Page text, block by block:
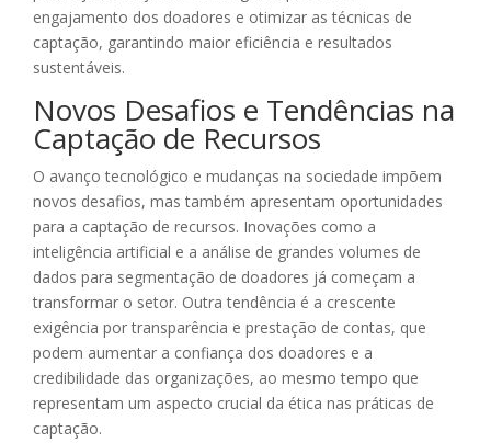
engajamento dos doadores e otimizar as técnicas de
captação, garantindo maior eficiência e resultados
sustentáveis.
Novos Desafios e Tendências na
Captação de Recursos
O avanço tecnológico e mudanças na sociedade impõem
novos desafios, mas também apresentam oportunidades
para a captação de recursos. Inovações como a
inteligência artificial e a análise de grandes volumes de
dados para segmentação de doadores já começam a
transformar o setor. Outra tendência é a crescente
exigência por transparência e prestação de contas, que
podem aumentar a confiança dos doadores e a
credibilidade das organizações, ao mesmo tempo que
representam um aspecto crucial da ética nas práticas de
captação.